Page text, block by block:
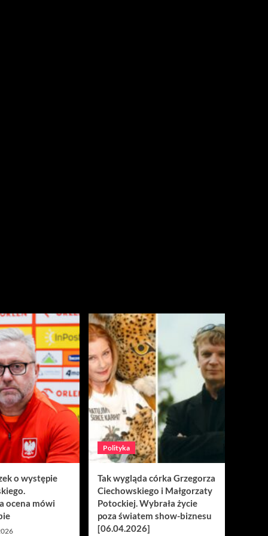
o występie
ocena mówi
Polityka
Tak wygląda córka Grzegorza
Ciechowskiego i Małgorzaty
Potockiej. Wybrała życie
poza światem show-biznesu
[06.04.2026]